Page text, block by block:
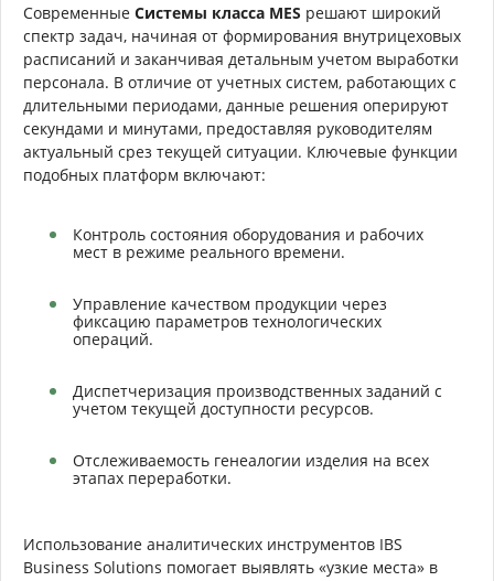
Современные Системы класса MES решают широкий
спектр задач, начиная от формирования внутрицеховых
расписаний и заканчивая детальным учетом выработки
персонала. В отличие от учетных систем, работающих с
длительными периодами, данные решения оперируют
секундами и минутами, предоставляя руководителям
актуальный срез текущей ситуации. Ключевые функции
подобных платформ включают:
Контроль состояния оборудования и рабочих
мест в режиме реального времени.
Управление качеством продукции через
фиксацию параметров технологических
операций.
Диспетчеризация производственных заданий с
учетом текущей доступности ресурсов.
Отслеживаемость генеалогии изделия на всех
этапах переработки.
Использование аналитических инструментов IBS
Business Solutions помогает выявлять «узкие места» в